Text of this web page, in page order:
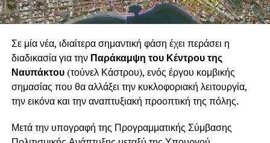
Μπανιά.
Ιδιαίτερη σημασία έχει το γεγονός ότι πρόκειται για μία
ναυπακτιακή καλλιτεχνική παραγωγή. Ο Δήμος
Ναυπακτίας στήριξε έμπρακτα τη συγκεκριμένη
δημιουργική προσπάθεια, καλύπτοντας εξ ολοκλήρου τη
χρηματοδότηση της παραγωγής και παρέχοντας στους
ανθρώπους της τη δυνατότητα να παρουσιάσουν το έργο
τους. Η επιλογή αυτή δεν αποτελεί μία μεμονωμένη
πρωτοβουλία, αλλά εντάσσεται σε μίαευρύτερη και
Σε μία νέα, ιδιαίτερα σημαντική φάση έχει περάσει η
διαδικασία για την Παράκαμψη του Κέντρου της
Ναυπάκτου(τούνελ Κάστρου), ενός έργου κομβικής
σημασίας που θα αλλάξει την κυκλοφοριακή λειτουργία,
την εικόνα και την αναπτυξιακή προοπτική της πόλης.
Μετά την υπογραφή της Προγραμματικής Σύμβασης